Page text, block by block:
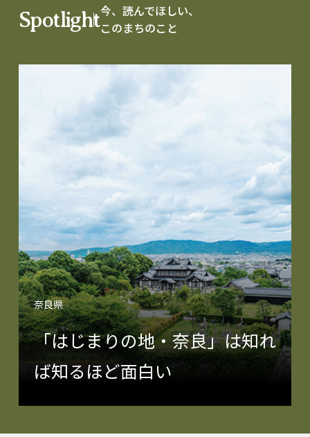
Spotlight今、読んでほしい、
このまちのこと
奈良県
「はじまりの地・奈良」は知れ
ば知るほど面白い